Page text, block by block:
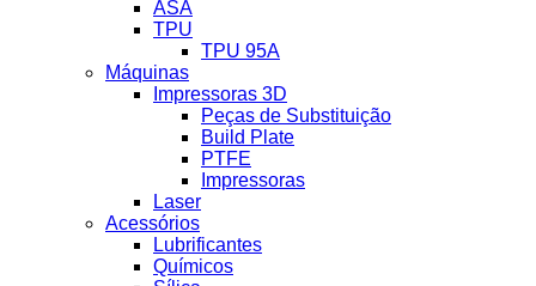
ASA
TPU
TPU 95A
Máquinas
Impressoras 3D
Peças de Substituição
Build Plate
PTFE
Impressoras
Laser
Acessórios
Lubrificantes
Químicos